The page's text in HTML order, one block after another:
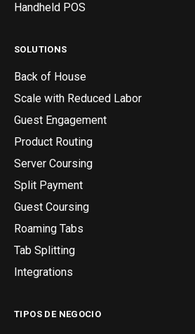
Handheld POS
SOLUTIONS
Back of House
Scale with Reduced Labor
Guest Engagement
Product Routing
Server Coursing
Split Payment
Guest Coursing
Roaming Tabs
Tab Splitting
Integrations
TIPOS DE NEGOCIO